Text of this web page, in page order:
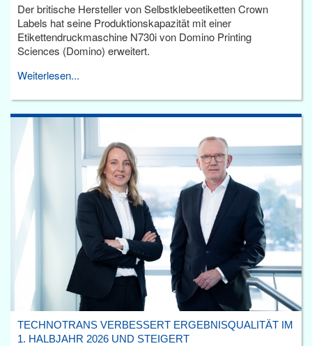
Der britische Hersteller von Selbstklebeetiketten Crown
Labels hat seine Produktionskapazität mit einer
Etikettendruckmaschine N730i von Domino Printing
Sciences (Domino) erweitert.
Weiterlesen...
TECHNOTRANS VERBESSERT ERGEBNISQUALITÄT IM
1. HALBJAHR 2026 UND STEIGERT